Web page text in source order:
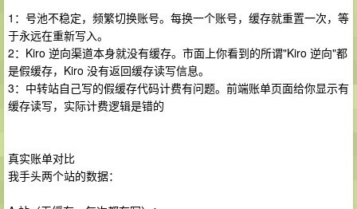
1：号池不稳定，频繁切换账号。每换一个账号，缓存就重置一次，等
于永远在重新写入。
2：Kiro 逆向渠道本身就没有缓存。市面上你看到的所谓"Kiro 逆向"都
是假缓存，Kiro 没有返回缓存读写信息。
3：中转站自己写的假缓存代码计费有问题。前端账单页面给你显示有
缓存读写，实际计费逻辑是错的
真实账单对比
我手头两个站的数据：